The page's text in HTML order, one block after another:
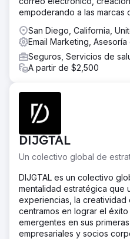
específicos a través de las
Contact. Seguimos
SEM personalizables.
El resultado
Gracias a la campaña de
clasificaciones en Google y
las sesiones de compra.
ventas online aumentaron
pérdidas durante la
que necesito.
Ir a la página
empoderando a las marcas
San Diego, California,
Email Marketing,
Seguros, Servicios de
A partir de $2,500
DIJGTAL
Un colectivo global de
DIJGTAL es un colectivo
mentalidad estratégica que
experiencias, la creatividad
centramos en lograr el
emergentes en sus
empresariales y socios